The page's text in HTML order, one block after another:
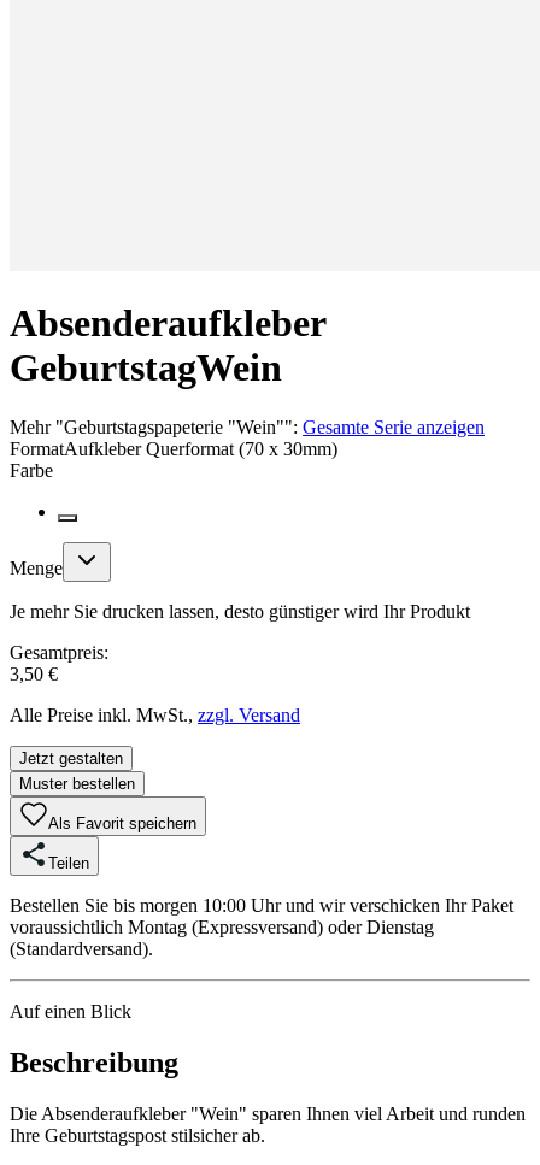
Absenderaufkleber
GeburtstagWein
Mehr"Geburtstagspapeterie "Wein"": Gesamte Serie anzeigen
FormatAufkleber Querformat (70 x 30mm)
Farbe
Menge
Je mehr Sie drucken lassen, desto günstiger wird Ihr Produkt
Gesamtpreis:
3,50 €
Alle Preise inkl. MwSt., zzgl. Versand
Jetzt gestalten
Muster bestellen
Als Favorit speichern
Teilen
Bestellen Sie bis morgen 10:00 Uhr und wir verschicken Ihr Paket
voraussichtlich Montag (Expressversand) oder Dienstag
(Standardversand).
Auf einen Blick
Beschreibung
Die Absenderaufkleber "Wein" sparen Ihnen viel Arbeit und runden
Ihre Geburtstagspost stilsicher ab.